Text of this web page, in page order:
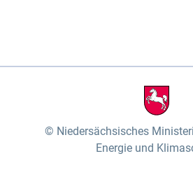
Niedersächsisches
Energie und